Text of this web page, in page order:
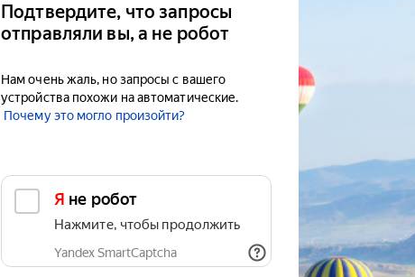
Подтвердите, что запросы
отправляли вы, а не робот
Нам очень жаль, но запросы с вашего
устройства похожи на автоматические.
Почему это могло произойти?
Я не робот
Нажмите, чтобы продолжить
Yandex SmartCaptcha